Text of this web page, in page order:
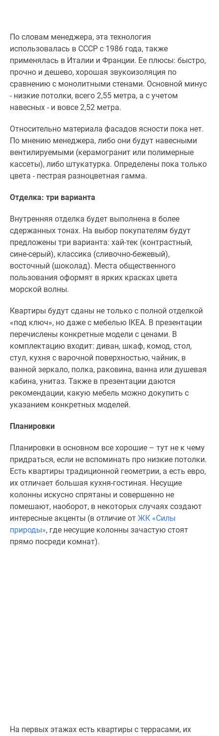
По словам менеджера, эта технология
использовалась в СССР с 1986 года, также
применялась в Италии и Франции. Ее плюсы: быстро,
прочно и дешево, хорошая звукоизоляция по
сравнению с монолитными стенами. Основной минус
- низкие потолки, всего 2,55 метра, а с учетом
навесных - и вовсе 2,52 метра.
Относительно материала фасадов ясности пока нет.
По мнению менеджера, либо они будут навесными
вентилируемыми (керамогранит или полимерные
кассеты), либо штукатурка. Определены пока только
цвета - пестрая разноцветная гамма.
Отделка: три варианта
Внутренняя отделка будет выполнена в более
сдержанных тонах. На выбор покупателям будут
предложены три варианта: хай-тек (контрастный,
сине-серый), классика (сливочно-бежевый),
восточный (шоколад). Места общественного
пользования оформят в ярких красках цвета
морской волны.
Квартиры будут сданы не только с полной отделкой
«под ключ», но даже с мебелью IKEA. В презентации
перечислены конкретные модели с ценами. В
комплектацию входит: диван, шкаф, комод, стол,
стул, кухня с варочной поверхностью, чайник, в
ванной зеркало, полка, раковина, ванна или душевая
кабина, унитаз. Также в презентации даются
рекомендации, какую мебель можно докупить с
указанием конкретных моделей.
Планировки
Планировки в основном все хорошие – тут не к чему
придраться, если не вспоминать про низкие потолки.
Есть квартиры традиционной геометрии, а есть евро,
их отличает большая кухня-гостиная. Несущие
колонны искусно спрятаны и совершенно не
помешают, наоборот, в некоторых случаях создают
интересные акценты (в отличие от ЖК «Силы
природы», где несущие колонны зачастую стоят
прямо посреди комнат).
На первых этажах есть квартиры с террасами, их